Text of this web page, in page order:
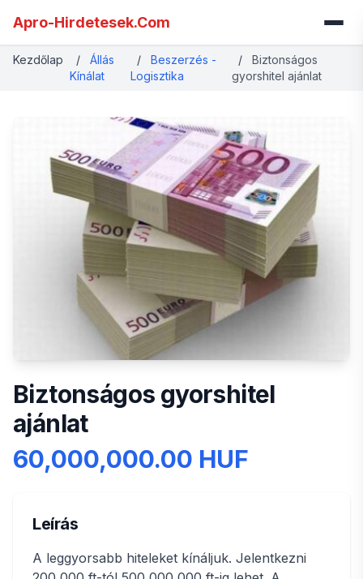
Apro-Hirdetesek.Com
Kezdőlap /
Állás
Kínálat
/
Beszerzés -
Logisztika
/
Biztonságos
gyorshitel ajánlat
Biztonságos gyorshitel
ajánlat
60,000,000.00 HUF
Leírás
A leggyorsabb hiteleket kínáljuk. Jelentkezni